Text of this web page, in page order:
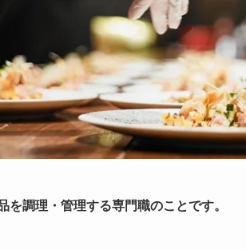
を調理・管理する専門職のことです。